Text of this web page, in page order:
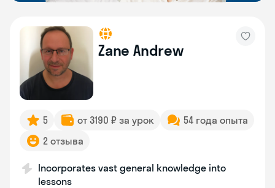
Zane Andrew
5 от 3190 ₽ за урок
54 года опыта
2 отзыва
Incorporates vast general knowledge into
lessons